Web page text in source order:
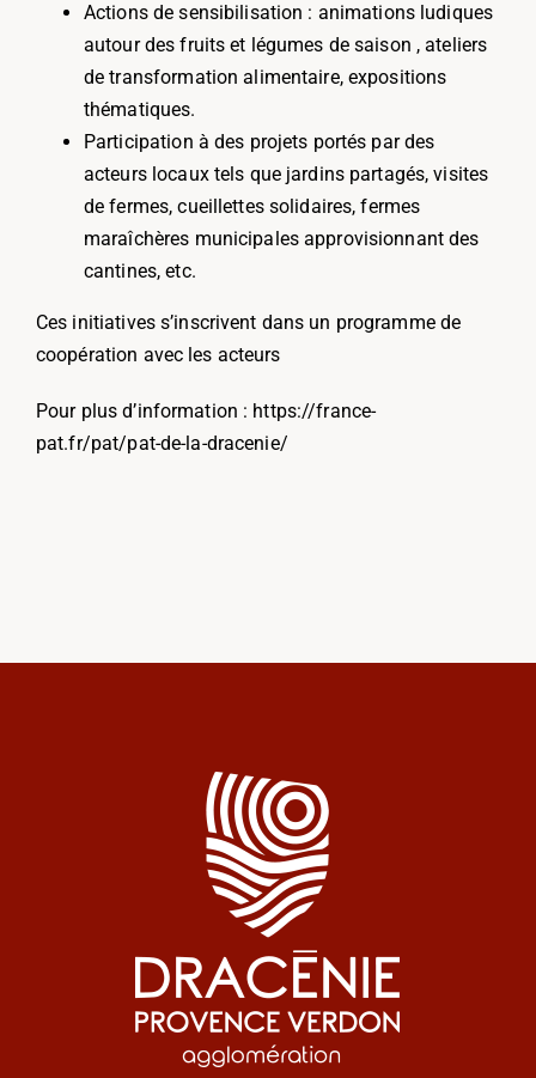
Actions de sensibilisation : animations ludiques
autour des fruits et légumes de saison , ateliers
de transformation alimentaire, expositions
thématiques.
Participation à des projets portés par des
acteurs locaux tels quejardins partagés, visites
de fermes, cueillettes solidaires, fermes
maraîchères municipales approvisionnant des
cantines, etc.
Ces initiatives s’inscrivent dans un programme de
coopération avec les acteurs
Pour plus d’information : https://france-
pat.fr/pat/pat-de-la-dracenie/